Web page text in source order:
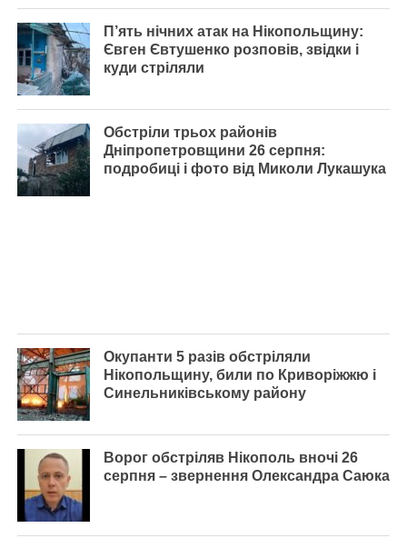
П’ять нічних атак на Нікопольщину:
Євген Євтушенко розповів, звідки і
куди стріляли
Обстріли трьох районів
Дніпропетровщини 26 серпня:
подробиці і фото від Миколи Лукашука
Окупанти 5 разів обстріляли
Нікопольщину, били по Криворіжжю і
Синельниківському району
Ворог обстріляв Нікополь вночі 26
серпня – звернення Олександра Саюка